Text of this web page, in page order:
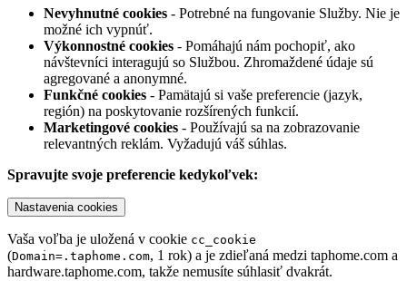
Nevyhnutné cookies - Potrebné na fungovanie Služby. Nie je
možné ich vypnúť.
Výkonnostné cookies - Pomáhajú nám pochopiť, ako
návštevníci interagujú so Službou. Zhromaždené údaje sú
agregované a anonymné.
Funkčné cookies - Pamätajú si vaše preferencie (jazyk,
región) na poskytovanie rozšírených funkcií.
Marketingové cookies - Používajú sa na zobrazovanie
relevantných reklám. Vyžadujú váš súhlas.
Spravujte svoje preferencie kedykoľvek:
Nastavenia cookies
Vaša voľba je uložená v cookie cc_cookie
(Domain=.taphome.com, 1 rok) a je zdieľaná medzi taphome.com a
hardware.taphome.com, takže nemusíte súhlasiť dvakrát.